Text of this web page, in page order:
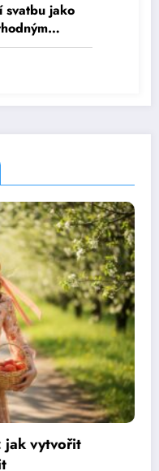
svatbu jako
bez hostiny:
vhodným oblečením